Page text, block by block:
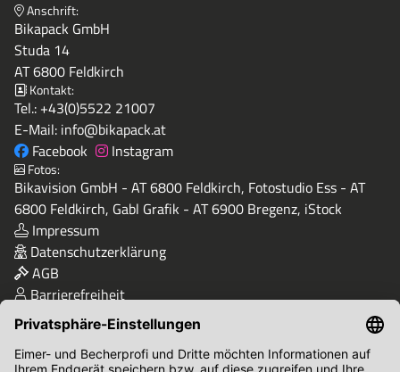
Anschrift:
Bikapack GmbH
Studa 14
AT 6800 Feldkirch
Kontakt:
Tel.: +43(0)5522 21007
E-Mail: info@bikapack.at
Facebook
Instagram
Fotos:
Bikavision GmbH - AT 6800 Feldkirch, Fotostudio Ess - AT
6800 Feldkirch, Gabl Grafik - AT 6900 Bregenz, iStock
Impressum
Datenschutzerklärung
AGB
Barrierefreiheit
Qualität & Sicherheit